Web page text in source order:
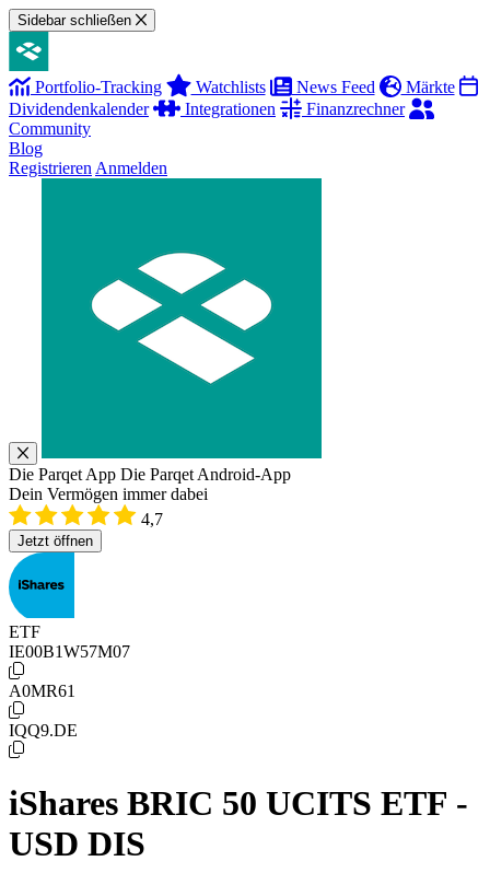
Sidebar schließen
Portfolio-Tracking Watchlists News Feed
Märkte
Dividendenkalender
Integrationen
Finanzrechner
Community
Blog
Registrieren Anmelden
Die Parqet App Die Parqet Android-App
Dein Vermögen immer dabei
4,7
Jetzt öffnen
ETF
IE00B1W57M07
A0MR61
IQQ9.DE
iShares BRIC 50 UCITS ETF -
USD DIS